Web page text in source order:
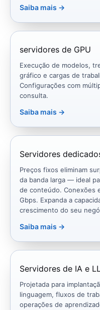
Saiba mais →
servidores de GPU
Execução de modelos,
gráfico e cargas de
Configurações com
consulta.
Saiba mais →
Servidores
Preços fixos eliminam
da banda larga — ideal
de conteúdo. Conexões
Gbps. Expanda a
crescimento do seu
Saiba mais →
Servidores de IA e
Projetada para
linguagem, fluxos de
operações de